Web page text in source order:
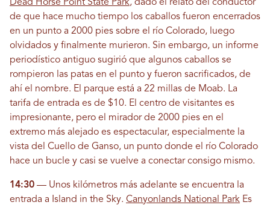
Dead Horse Point State Park, dado el relato del conductor
de que hace mucho tiempo los caballos fueron encerrados
en un punto a 2000 pies sobre el río Colorado, luego
olvidados y finalmente murieron. Sin embargo, un informe
periodístico antiguo sugirió que algunos caballos se
rompieron las patas en el punto y fueron sacrificados, de
ahí el nombre. El parque está a 22 millas de Moab. La
tarifa de entrada es de $10. El centro de visitantes es
impresionante, pero el mirador de 2000 pies en el
extremo más alejado es espectacular, especialmente la
vista del Cuello de Ganso, un punto donde el río Colorado
hace un bucle y casi se vuelve a conectar consigo mismo.
14:30 — Unos kilómetros más adelante se encuentra la
entrada a Island in the Sky. Canyonlands National Park Es